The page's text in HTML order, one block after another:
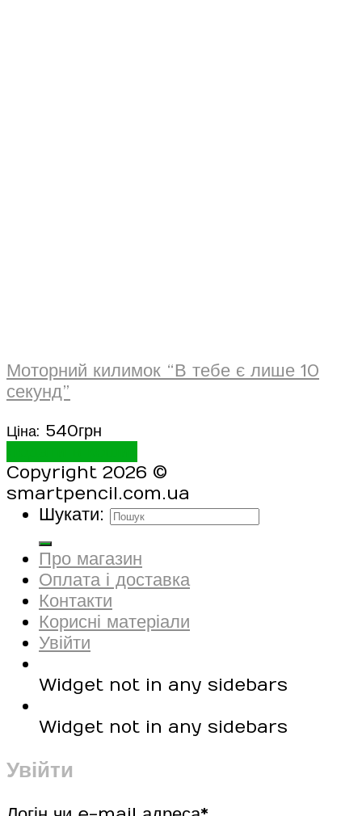
Моторний килимок “В тебе є лише 10
секунд”
Ціна: 540грн
Copyright 2026 ©
smartpencil.com.ua
Шукати:
Про магазин
Оплата і доставка
Контакти
Корисні матеріали
Увійти
Widget not in any sidebars
Widget not in any sidebars
Увійти